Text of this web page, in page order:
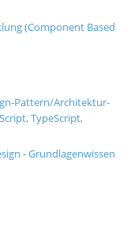
(Component Based
Pattern/Architektur-
TypeScript,
- Grundlagenwissen